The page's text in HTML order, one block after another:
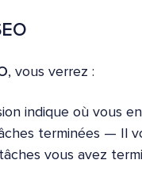
, vous verrez :
indique où vous
terminées — Il
vous avez